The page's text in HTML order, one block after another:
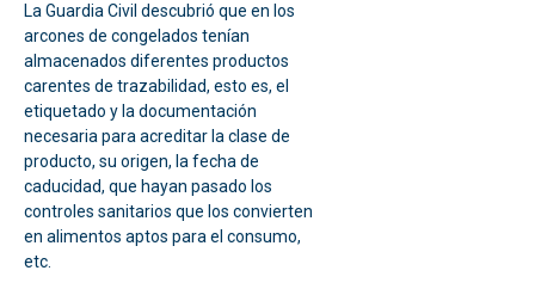
La Guardia Civil descubrió que en los
arcones de congelados tenían
almacenados diferentes productos
carentes de trazabilidad, esto es, el
etiquetado y la documentación
necesaria para acreditar la clase de
producto, su origen, la fecha de
caducidad, que hayan pasado los
controles sanitarios que los convierten
en alimentos aptos para el consumo,
etc.